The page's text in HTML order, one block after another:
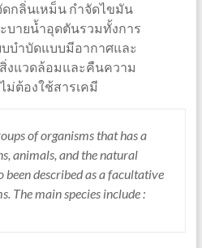
ดกลิ่นเหม็น กำจัดไขมัน
บายน้ำอุดตันรวมทั้งการ
บำบัดแบบมีอากาศและ
งแวดล้อมและคืนความ
ม่ต้องใช้สารเคมี
of organisms that has a
animals, and the natural
been described as a facultative
The main species include :